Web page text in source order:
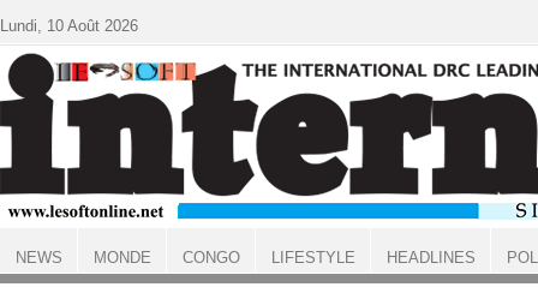
ACCUEIL
Lundi, 10 Août 2026
NEWS MONDE CONGO LIFESTYLE HEADLINES